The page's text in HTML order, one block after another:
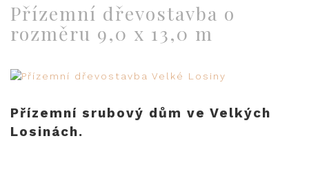
Přízemní dřevostavba o
rozměru 9,0 x 13,0 m
Přízemní srubový dům ve Velkých
Losinách.